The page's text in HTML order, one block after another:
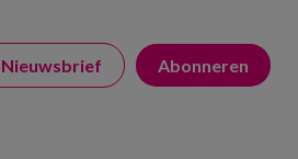
Nieuwsbrief Abonneren